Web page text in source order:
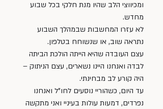
ומכיווצי הלב שהיו מנת חלקי בכל שבוע
מחדש.
לא עזרו המחשבות שבמהלך השבוע
נתראה שוב, או שנשוחח בטלפון.
עצם העובדה שהיא הייתה הולכת הביתה
לבדה ואנחנו היינו נשארים, עצם הניתוק –
היה קורע לב מבחינתי.
עד היום, כשהוריי נוסעים לחו"ל ואנחנו
נפרדים, דמעות עולות בעיניי ואני מתקשה